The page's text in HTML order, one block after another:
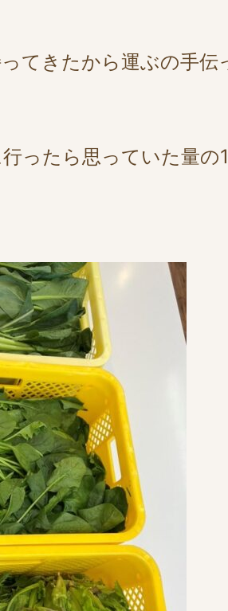
てきたから運ぶの手伝
ったら思っていた量の